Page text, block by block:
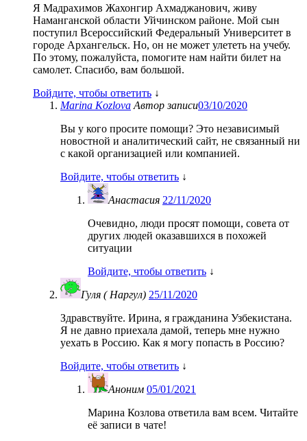
Я Мадрахимов Жахонгир Ахмаджанович, живу
Наманганской области Уйчинском районе. Мой сын
поступил Всероссийский Федеральный Университет в
городе Архангельск. Но, он не может улететь на учебу.
По этому, пожалуйста, помогите нам найти билет на
самолет. Спасибо, вам большой.
Войдите, чтобы ответить ↓
Marina Kozlova Автор записи03/10/2020
Вы у кого просите помощи? Это независимый
новостной и аналитический сайт, не связанный ни
с какой организацией или компанией.
Войдите, чтобы ответить ↓
Анастасия 22/11/2020
Очевидно, люди просят помощи, совета от
других людей оказавшихся в похожей
ситуации
Войдите, чтобы ответить ↓
Гуля ( Наргул) 25/11/2020
Здравствуйте. Ирина, я гражданина Узбекистана.
Я не давно приехала дамой, теперь мне нужно
уехать в Россию. Как я могу попасть в Россию?
Войдите, чтобы ответить ↓
Аноним 05/01/2021
Марина Козлова ответила вам всем. Читайте
её записи в чате!